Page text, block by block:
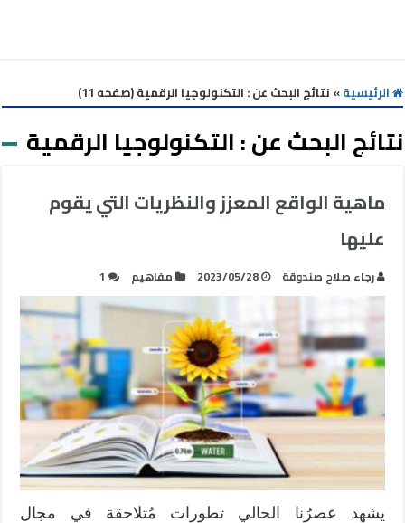
الرئيسية» نتائج البحث عن : التكنولوجيا الرقمية (صفحه 11)
نتائج البحث عن :التكنولوجيا الرقمية
ماهية الواقع المعزز والنظريات التي يقوم
عليها
رجاء صلاح صندوقة 2023/05/28 مفاهيم 1
يشهد عصرُنا الحالي تطورات مُتلاحقة في مجال